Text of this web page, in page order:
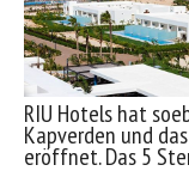
RIU Hotels hat
Kapverden und
eröffnet. Das 5